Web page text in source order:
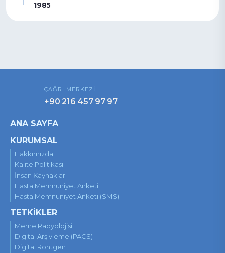
1985
ÇAĞRI MERKEZİ
+90 216 457 97 97
ANA SAYFA
KURUMSAL
Hakkımızda
Kalite Politikası
İnsan Kaynakları
Hasta Memnuniyet Anketi
Hasta Memnuniyet Anketi (SMS)
TETKİKLER
Meme Radyolojisi
Digital Arşivleme (PACS)
Digital Röntgen